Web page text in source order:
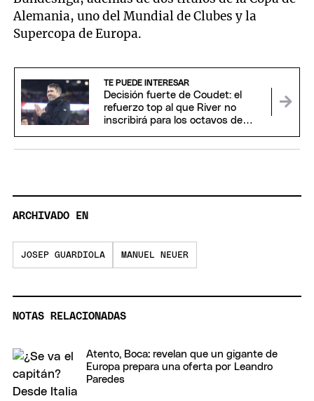
Alemania, uno del Mundial de Clubes y la
Supercopa de Europa.
TE PUEDE INTERESAR
Decisión fuerte de Coudet: el
refuerzo top al que River no
inscribirá para los octavos de
ARCHIVADO EN
JOSEP GUARDIOLA MANUEL NEUER
NOTAS RELACIONADAS
Atento, Boca: revelan que un gigante de
Europa prepara una oferta por Leandro
Paredes